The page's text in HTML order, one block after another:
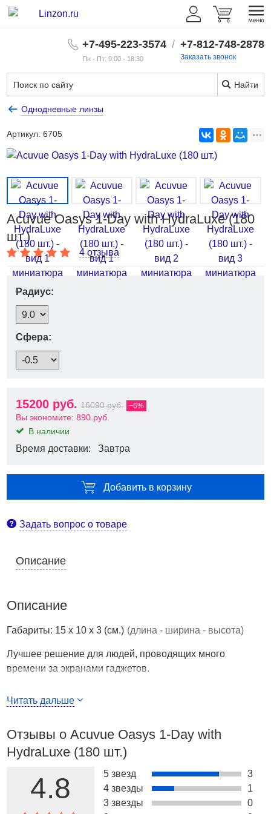
+7-495-223-3574
Пн - Пт: 9:00 - 18:30
/ +7-812-748-2878
Заказать звонок
Найти
Однодневные линзы
Артикул:6705
Acuvue Oasys 1-Day with HydraLuxe (180
шт.)
4 отзыва
Радиус:
Сфера:
15200 руб. 16090 руб. −6%
Вы экономите:890 руб.
В наличии
Время доставки: Завтра
Добавить в корзину
Задать вопрос о товаре
Описание
Описание
Габариты: 15 x 10 x 3 (см.) (длина - ширина - высота)
Лучшее решение для людей, проводящих много
времени за экранами гаджетов.
Страна производства
HydraLuxe® способствуют предотвращению сухости и
усталости глаз даже при длительной работе за
компьютером.
Уникальная технология HydraLuxe® придает контактным
линзам Acuvue® Oasys 1-Day свойства слезы:
Увлажняет
Читать дальше
Отзывы о Acuvue Oasys 1-Day with
HydraLuxe (180 шт.)
4.8 5 звезд
3
4 звезды
1
3 звезды
0